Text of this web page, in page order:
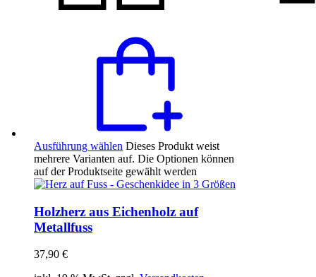
Ausführung wählen Dieses Produkt weist
mehrere Varianten auf. Die Optionen können
auf der Produktseite gewählt werden
Holzherz aus Eichenholz auf
Metallfuss
37,90 €